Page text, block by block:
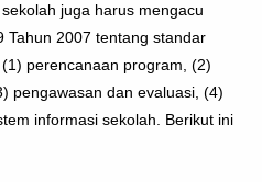
juga harus mengacu
Tahun 2007 tentang standar
perencanaan program, (2)
pengawasan dan evaluasi, (4)
informasi sekolah. Berikut ini